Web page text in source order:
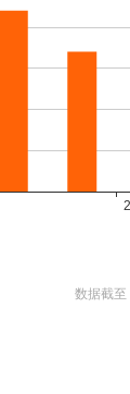
数据截至